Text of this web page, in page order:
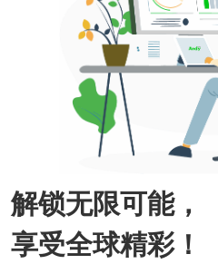
解锁无限可能，
享受全球精彩！